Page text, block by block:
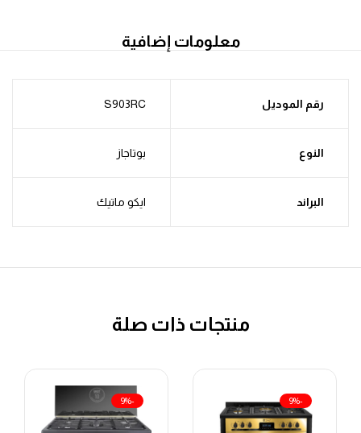
معلومات إضافية
رقم الموديل S903RC
النوع بوتاجاز
البراند ايكو ماتيك
منتجات ذات صلة
-9%
-9%